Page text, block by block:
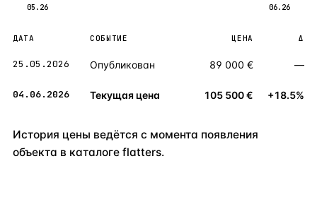
05.26 06.26
ДАТА СОБЫТИЕ ЦЕНА Δ
25.05.2026 Опубликован 89 000 € —
04.06.2026 Текущая цена 105 500 € +18.5%
История цены ведётся с момента появления
объекта в каталоге flatters.